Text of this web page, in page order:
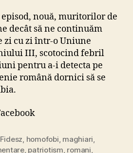
nouă, muritorilor de
decât să ne continuăm
zi cu zi într-o Uniune
III, scotocind febril
pentru a-i detecta pe
română dornici să se
Fidesz, homofobi, maghiari,
, patriotism, romani,